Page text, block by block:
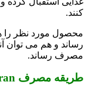
کنند.
محصول مورد نظر را
رساند و هم می توان
مصرف رساند.
طریقه مصرف Discus gran :